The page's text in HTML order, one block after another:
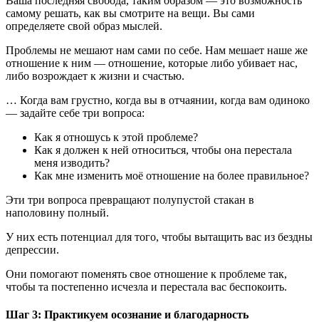
самому решать, как вы смотрите на вещи. Вы сами
определяете свой образ мыслей.
Проблемы не мешают нам сами по себе. Нам мешает наше же
отношение к ним — отношение, которые либо убивает нас,
либо возрождает к жизни и счастью.
… Когда вам грустно, когда вы в отчаянии, когда вам одиноко
— задайте себе три вопроса:
Как я отношусь к этой проблеме?
Как я должен к ней относиться, чтобы она перестала
меня изводить?
Как мне изменить моё отношение на более правильное?
Эти три вопроса превращают полупустой стакан в
наполовину полный.
У них есть потенциал для того, чтобы вытащить вас из бездны
депрессии.
Они помогают поменять свое отношение к проблеме так,
чтобы та постепенно исчезла и перестала вас беспокоить.
Шаг 3: Практикуем осознание и благодарность